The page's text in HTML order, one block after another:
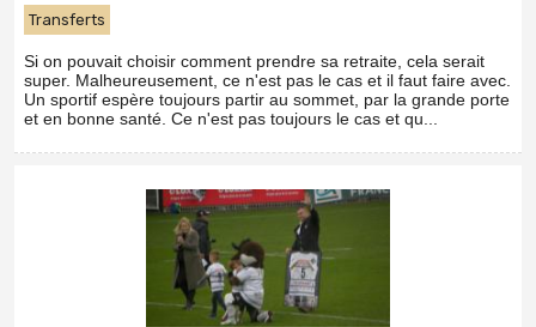
Transferts
Si on pouvait choisir comment prendre sa retraite, cela serait
super. Malheureusement, ce n'est pas le cas et il faut faire avec.
Un sportif espère toujours partir au sommet, par la grande porte
et en bonne santé. Ce n'est pas toujours le cas et qu...